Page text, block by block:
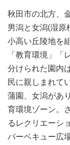
秋田市の北方、
男潟と女潟(湿原
小高い丘陵地を
「教育環境」
分けられた園内
民に親しまれて
蒲園、女潟があ
育環境ゾーン。
るレクリエーシ
バーベキュー広